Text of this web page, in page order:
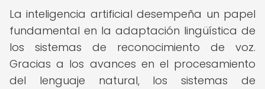
La inteligencia artificial desempeña un papel
fundamental en la adaptación lingüística de
los sistemas de reconocimiento de voz.
Gracias a los avances en el procesamiento
del lenguaje natural, los sistemas de